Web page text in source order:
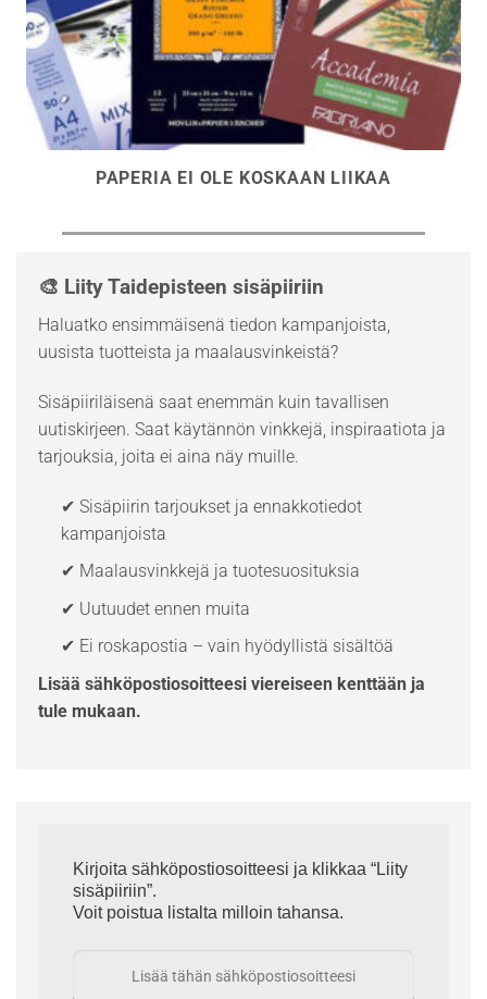
PAPERIA EI OLE KOSKAAN LIIKAA
🎨 Liity Taidepisteen sisäpiiriin
Haluatko ensimmäisenä tiedon kampanjoista,
uusista tuotteista ja maalausvinkeistä?
Sisäpiiriläisenä saat enemmän kuin tavallisen
uutiskirjeen. Saat käytännön vinkkejä, inspiraatiota ja
tarjouksia, joita ei aina näy muille.
✔ Sisäpiirin tarjoukset ja ennakkotiedot
kampanjoista
✔ Maalausvinkkejä ja tuotesuosituksia
✔ Uutuudet ennen muita
✔ Ei roskapostia – vain hyödyllistä sisältöä
Lisää sähköpostiosoitteesi viereiseen kenttään ja
tule mukaan.
Kirjoita sähköpostiosoitteesi ja klikkaa “Liity
sisäpiiriin”.
Voit poistua listalta milloin tahansa.